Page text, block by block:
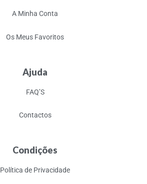
A Minha Conta
Os Meus Favoritos
Ajuda
FAQ’S
Contactos
Condições
Política de Privacidade